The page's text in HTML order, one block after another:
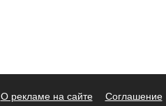
О рекламе на сайте
Соглашение